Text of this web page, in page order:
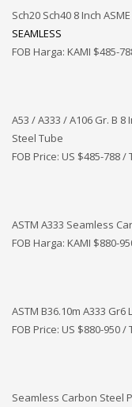
Sch20 Sch40 8 Inch
SEAMLESS
FOB Harga: KAMI $485-
A53 / A333 / A106 Gr. B
Steel Tube
FOB Price: US $485-788
ASTM A333 Seamless
FOB Harga: KAMI $880-
ASTM B36.10m A333
FOB Price: US $880-950
Seamless Carbon Steel